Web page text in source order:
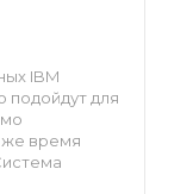
IBM
подойдут для
же время